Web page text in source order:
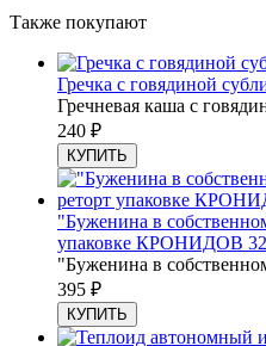
Также покупают
Гречка с говядиной
Гречневая каша с
240 ₽
КУПИТЬ
"Буженина в
упаковке КРОНИДОВ
"Буженина в
395 ₽
КУПИТЬ